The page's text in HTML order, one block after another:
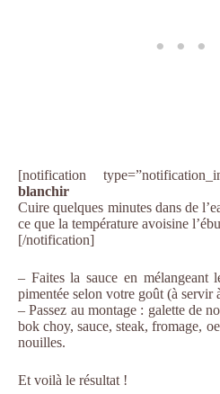
[notification
blanchir
Cuire quelques minutes dans de
ce que la température avoisine
[/notification]
– Faites la sauce en mélangeant
pimentée selon votre goût (à servir
– Passez au montage : galette de
bok choy, sauce, steak, fromage,
nouilles.
Et voilà le résultat !